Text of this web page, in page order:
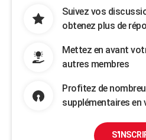
Suivez vos
obtenez plus de
Mettez en avant
autres membres
Profitez de
supplémentaires